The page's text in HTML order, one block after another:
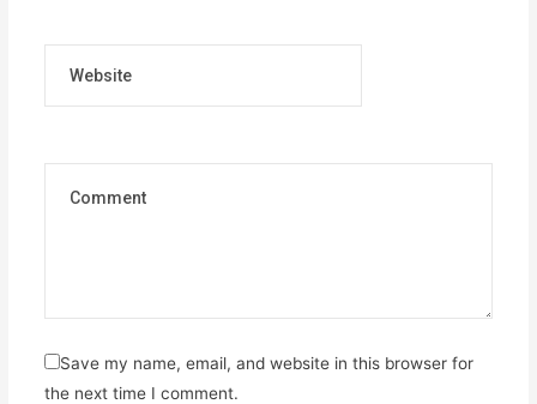
Save my name, email, and website in this browser for
the next time I comment.